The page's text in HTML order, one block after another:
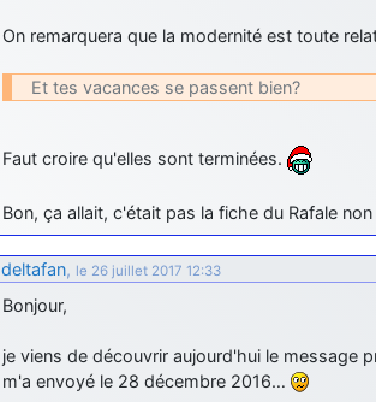
On remarquera que la modernité est toute
Et tes vacances se passent bien?
Faut croire qu'elles sont terminées.
Bon, ça allait, c'était pas la fiche du Rafale non
deltafan, le 26 juillet 2017 12:33
Bonjour,
je viens de découvrir aujourd'hui le message
m'a envoyé le 28 décembre 2016…